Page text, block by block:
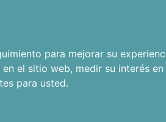
para mejorar su
en el sitio web, medir su interés
para usted.